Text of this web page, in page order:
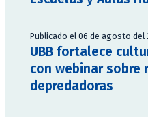
Publicado el 06 de agosto del
UBB fortalece
con webinar sobre
depredadoras